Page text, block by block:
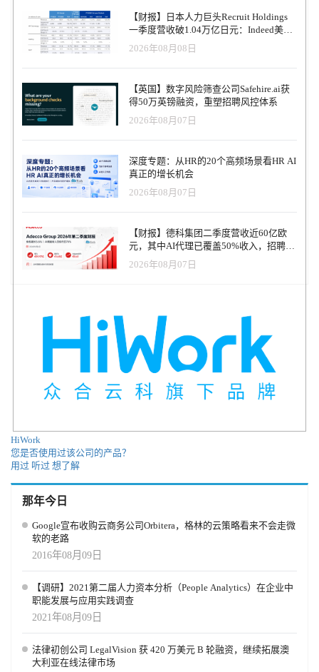
代表（Inbound SDR），负责线索筛选与流转 Aria：会议助手，负责
日程安排、提醒与会后总结 Artisan 还宣布与 Paid.ai（由 Outreach 创
始人 Manny Medina 创立）合作，推出基于成果的计费模式：客户仅
类员工同样的标准：要么把工作做好，要么就不做。”—— Jaspar
Carmichael-Jack，23 岁的 Artisan 创始人兼 CEO Artisan 的长期愿景
是打造具备 第五级自主能力 的 AI 员工，不仅能执行销售任务，还
人工团队。 为支持产品与技术升级，Artisan 宣布任命前 Deel 技术
副总裁 Ming Li 担任 CTO，并吸纳来自 Rippling、TikTok、Google
等公司的高级工程师加入，加快 AI 架构与自主能力的建设。 对 HR
共事、独立承担绩效责任的正式“数字同事”。这对 HR 领导者和
CHRO 带来全新议题： 如何设计“人机协作型”团队？ 如何对 AI 员
工实施绩效管理？ 当员工包括“可扩容的软件代理”时，如何进行人
项目，致力于打造具备完整岗位能力的 AI 员工，以替代重复性工
作，帮助企业以更高效的方式扩展业务。
【财报】日本人力巨头Recruit Holdings
一季度营收破1.04万亿日元：Indeed美国
收入逆势增长30%，AI招聘推动利润率升
至47.4%
2026年08月08日
【英国】数字风险筛查公司Safehire.ai获
得50万英镑融资，重塑招聘风控体系
2026年08月07日
深度专题：从HR的20个高频场景看HR AI
真正的增长机会
2026年08月07日
【财报】德科集团二季度营收近60亿欧
元，其中AI代理已覆盖50%收入，招聘服
务进入运营重构阶段
2026年08月07日
HiWork
您是否使用过该公司的产品？
用过 听过 想了解
那年今日
Google宣布收购云商务公司Orbitera，格林的云策略看来不会走微
软的老路
2016年08月09日
【调研】2021第二届人力资本分析（People Analytics）在企业中
职能发展与应用实践调查
2021年08月09日
法律初创公司 LegalVision 获 420 万美元 B 轮融资，继续拓展澳
大利亚在线法律市场